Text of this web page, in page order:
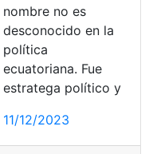
nombre no es
desconocido en la
política
ecuatoriana. Fue
estratega político y
11/12/2023